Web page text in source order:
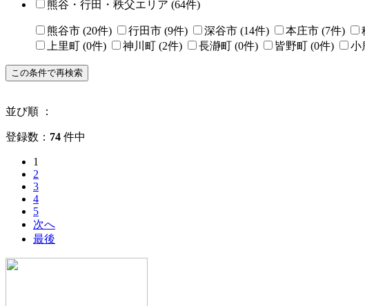
熊谷・行田・秩父エリア (64件)
熊谷市 (20件) 行田市 (9件) 深谷市 (14件) 本庄市 (7件)
上里町 (0件) 神川町 (2件) 長瀞町 (0件) 皆野町 (0件) 小
並び順 ：
登録数： 74 件中
1
2
3
4
5
次へ
最後